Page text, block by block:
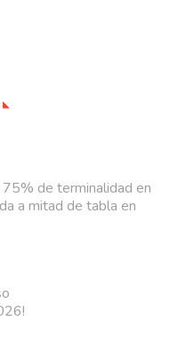
de terminalidad en
a mitad de tabla en